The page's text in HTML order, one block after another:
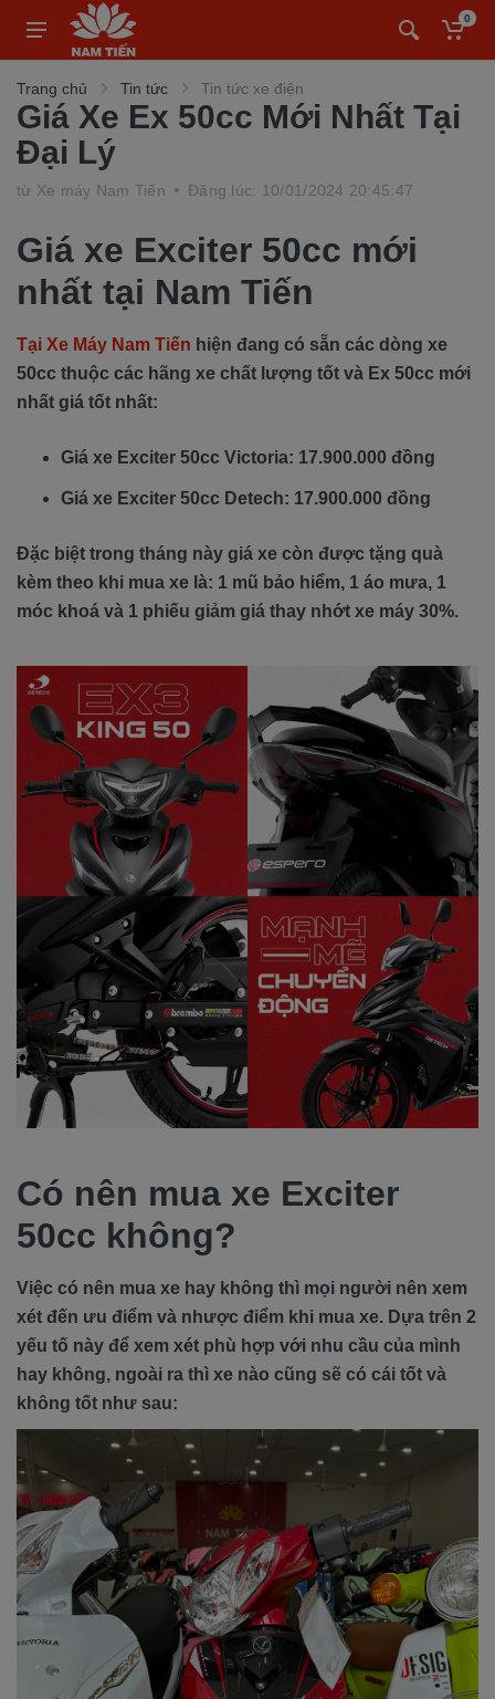
0
Trang chủ Tin tức Tin tức xe điện
Giá Xe Ex 50cc Mới Nhất Tại
Đại Lý
từ Xe máy Nam Tiến Đăng lúc: 10/01/2024 20:45:47
Giá xe Exciter 50cc mới
nhất tại Nam Tiến
Tại Xe Máy Nam Tiến hiện đang có sẵn các dòng xe
50cc thuộc các hãng xe chất lượng tốt và Ex 50cc mới
nhất giá tốt nhất:
Giá xe Exciter 50cc Victoria: 17.900.000 đồng
Giá xe Exciter 50cc Detech: 17.900.000 đồng
Đặc biệt trong tháng này giá xe còn được tặng quà
kèm theo khi mua xe là: 1 mũ bảo hiểm, 1 áo mưa, 1
móc khoá và 1 phiếu giảm giá thay nhớt xe máy 30%.
Có nên mua xe Exciter
50cc không?
Việc có nên mua xe hay không thì mọi người nên xem
xét đến ưu điểm và nhược điểm khi mua xe. Dựa trên 2
yếu tố này để xem xét phù hợp với nhu cầu của mình
hay không, ngoài ra thì xe nào cũng sẽ có cái tốt và
không tốt như sau: